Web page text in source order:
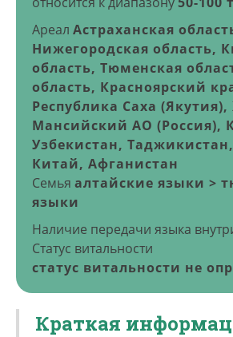
Ареал Астраханская
Нижегородская область,
область, Тюменская
область, Красноярский
Республика Саха
Мансийский АО (Россия),
Узбекистан,
Китай, Афганистан
Семья алтайские языки >
языки
Наличие передачи языка
Статус витальности
статус витальности не
Краткая